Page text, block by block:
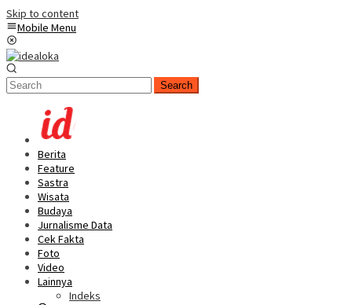
Skip to content
Mobile Menu
Search
Berita
Feature
Sastra
Wisata
Budaya
Jurnalisme Data
Cek Fakta
Foto
Video
Lainnya
Indeks